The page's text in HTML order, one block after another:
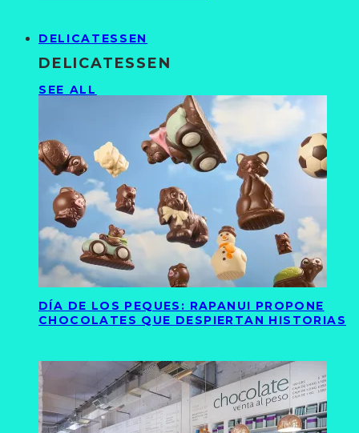
DELICATESSEN
DELICATESSEN
SEE ALL
DÍA DE LOS PEQUES: RAPANUI PROPONE
CHOCOLATES QUE DESPIERTAN HISTORIAS